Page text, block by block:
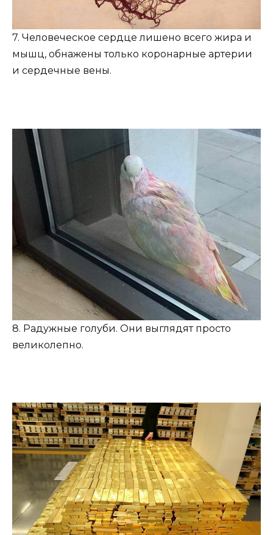
7. Человеческое сердце лишено всего жира и
мышц, обнажены только коронарные артерии
и сердечные вены.
8. Радужные голуби. Они выглядят просто
великолепно.